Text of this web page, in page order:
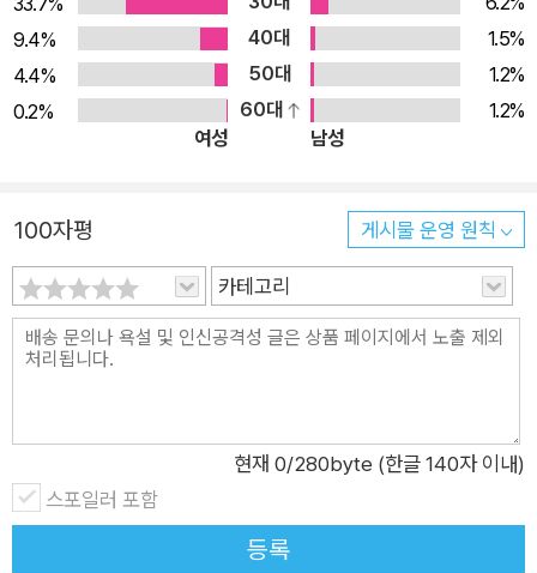
의 종류와 특징, 계약서 관련 용어, 폰트 사이트 추천 등 유익하고
도 간결한 정보를 담았다. 15년 차 시니어 디자이너 이원찬, 디자
이너의 생존법을 이야기합니다. “도태하지 않는 디자이너가 되기
위해 필요한 기본적인 요소는 ‘관성을 이겨내는 태도’라고 생각한
갈 수 있다. 이 과정이 결코 쉽진 않지만 자신도 모르는 사이에,
분명 지금도 성장하고 있다. 그리고 이 노력은 평생 해야 한다고
생각하면 차라리 속이 편하다. ‘완성된 디자인’은 있어도 ‘완성된
디자이너’는 없다고 했다. 끊임없이 진화하고 새로운 이야기를 그
려가는 디자이너가 되자고 다짐해 보자.” 열다섯까지 숫자를 세
일 자체가 희망처럼 느껴진다. 저자 이원찬은 프리랜서 디자이너
로 3년, 디자인 스튜디오 대표로 12년 동안 활동한 15년 차 베테
랑, 시니어 디자이너다. 그 많은 직업 중 디자이너로, 이 넓은 세
상 속 대한민국에서, 불혹을 넘긴 나이에 디자이너로 살아오며 그
9.4%
40대
1.5%
4.4%
50대
1.2%
0.2%
60대
1.2%
여성
남성
100자평 게시물 운영 원칙
카테고리
현재 0/280byte (한글 140자 이내)
스포일러 포함
등록